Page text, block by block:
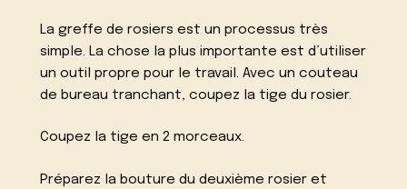
La greffe de rosiers est un processus très
simple. La chose la plus importante est d’utiliser
un outil propre pour le travail. Avec un couteau
de bureau tranchant, coupez la tige du rosier.
Coupez la tige en 2 morceaux.
Préparez la bouture du deuxième rosier et